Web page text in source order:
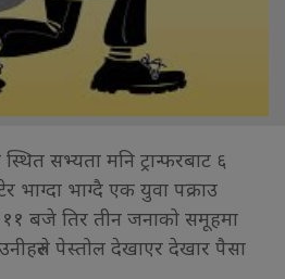
सभ्यता मनि ट्रान्फरबाट ६
भाग्दा भाग्दै एक युवा पक्राउ
बजे तिर तीन जनाको समूहमा
पेस्तोल देखाएर देखार पैसा